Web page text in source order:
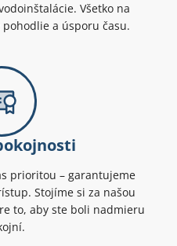
Všetko na
a úsporu času.
prioritou – garantujeme
Stojíme si za našou
to, aby ste boli nadmieru